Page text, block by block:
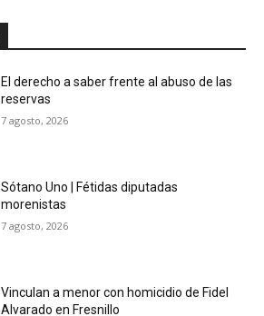
El derecho a saber frente al abuso de las
reservas
7 agosto, 2026
Sótano Uno | Fétidas diputadas
morenistas
7 agosto, 2026
Vinculan a menor con homicidio de Fidel
Alvarado en Fresnillo